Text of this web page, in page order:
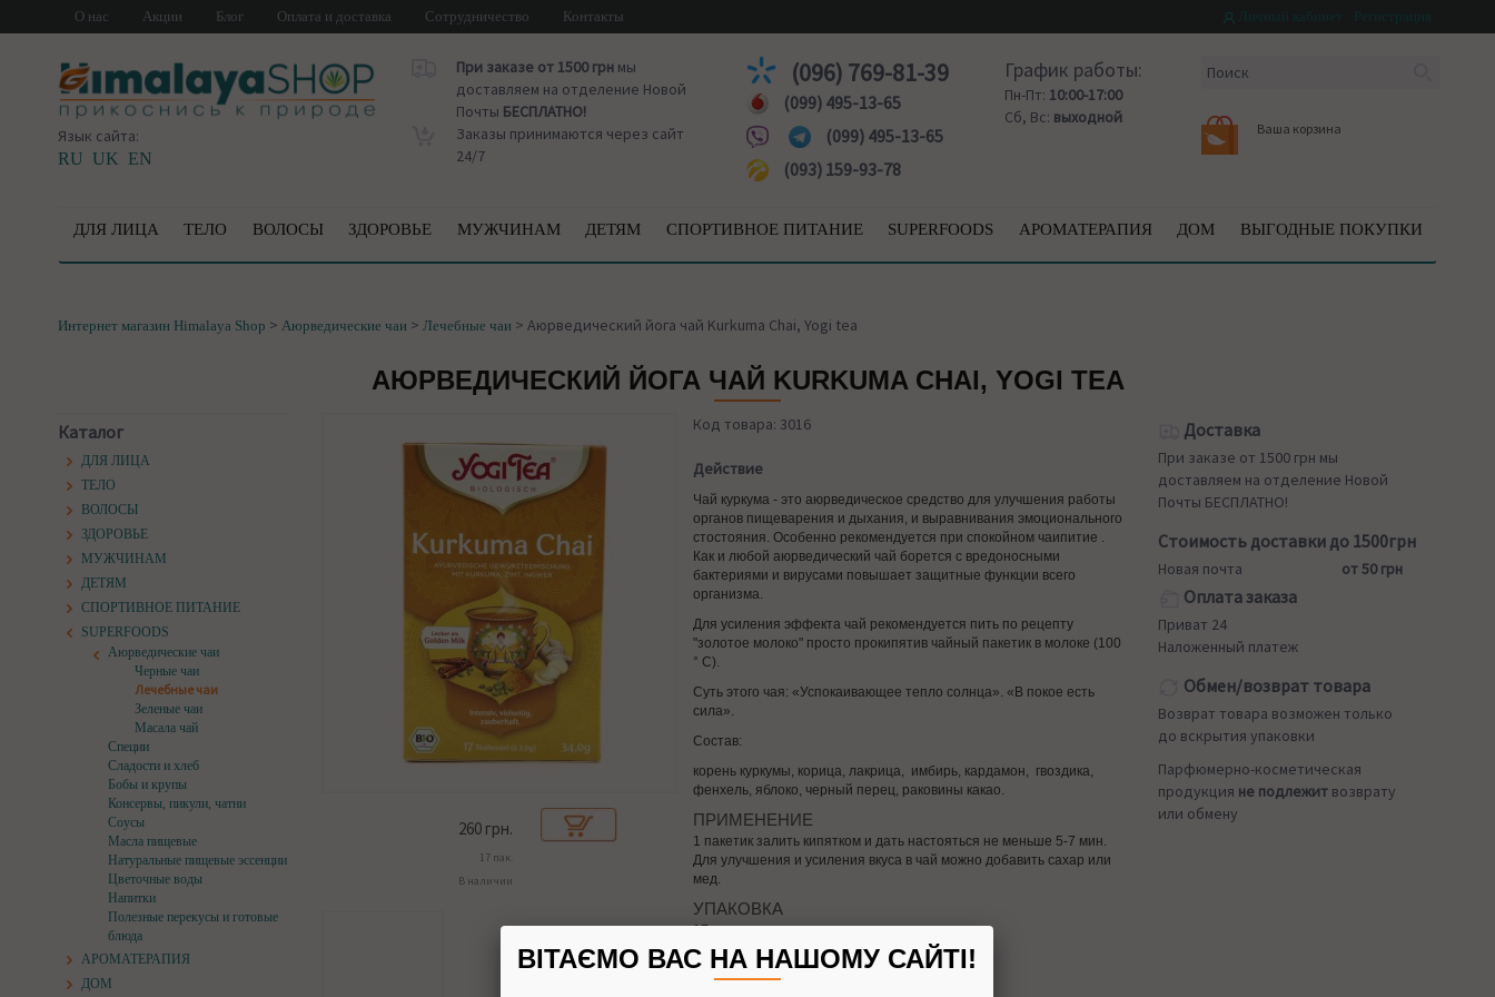
О нас Акции Блог Оплата и доставка Сотрудничество Контакты
Язык сайта:
RU UK EN
При заказе от 1500 грнмы
доставляем на отделение Новой
Почты БЕСПЛАТНО!
Заказы принимаются через сайт
24/7
(096) 769-81-39
(099) 495-13-65
(099) 495-13-65
(093) 159-93-78
График работы:
Пн-Пт: 10:00-17:00
Сб, Вс: выходной
Ваша корзина
ДЛЯ ЛИЦА ТЕЛО ВОЛОСЫ ЗДОРОВЬЕ МУЖЧИНАМ ДЕТЯМ СПОРТИВНОЕ ПИТАНИЕ SUPERFOODS АРОМАТЕРАПИЯ ДОМ ВЫГОДНЫЕ ПОКУПКИ
Интернет магазин Himalaya Shop > Аюрведические чаи > Лечебные чаи > Аюрведический йога чай Kurkuma Chai, Yogi tea
АЮРВЕДИЧЕСКИЙ ЙОГА ЧАЙ KURKUMA CHAI, YOGI TEA
Каталог
ДЛЯ ЛИЦА
ТЕЛО
ВОЛОСЫ
ЗДОРОВЬЕ
МУЖЧИНАМ
ДЕТЯМ
СПОРТИВНОЕ ПИТАНИЕ
SUPERFOODS
Аюрведические чаи
Черные чаи
Лечебные чаи
Зеленые чаи
Масала чай
Специи
Сладости и хлеб
Бобы и крупы
Консервы, пикули, чатни
Соусы
Масла пищевые
Натуральные пищевые эссенции
Цветочные воды
Напитки
Полезные перекусы и готовые
блюда
АРОМАТЕРАПИЯ
ДОМ
260грн.
17 пак.
В наличии
Код товара: 3016
Действие
Чай куркума - это аюрведическое средство для улучшения работы
органов пищеварения и дыхания, и выравнивания эмоционального
стостояния. Особенно рекомендуется при спокойном чаипитие .
Как и любой аюрведический чай борется с вредоносными
бактериями и вирусами повышает защитные функции всего
организма.
Для усиления эффекта чай рекомендуется пить по рецепту
"золотое молоко" просто прокипятив чайный пакетик в молоке (100
° C).
Суть этого чая: «Успокаивающее тепло солнца». «В покое есть
сила».
Состав:
корень куркумы, корица, лакрица, имбирь, кардамон, гвоздика,
фенхель, яблоко, черный перец, раковины какао.
ПРИМЕНЕНИЕ
1 пакетик залить кипятком и дать настояться не меньше 5-7 мин.
Для улучшения и усиления вкуса в чай можно добавить сахар или
мед.
УПАКОВКА
17 пакетиков.
Доставка
При заказе от 1500 грн мы
доставляем на отделение Новой
Почты БЕСПЛАТНО!
Стоимость доставки до 1500грн
Новая почта от 50 грн
Оплата заказа
Приват 24
Наложенный платеж
Обмен/возврат товара
Возврат товара возможен только
до вскрытия упаковки
Парфюмерно-косметическая
продукция не подлежит возврату
или обмену
ВІТАЄМО ВАС НА НАШОМУ САЙТІ!